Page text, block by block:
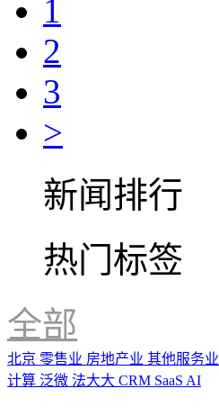
1
2
3
>
新闻排行
热门标签
全部
北京 零售业 房地产业 其他服务业
计算 泛微 法大大 CRM SaaS AI